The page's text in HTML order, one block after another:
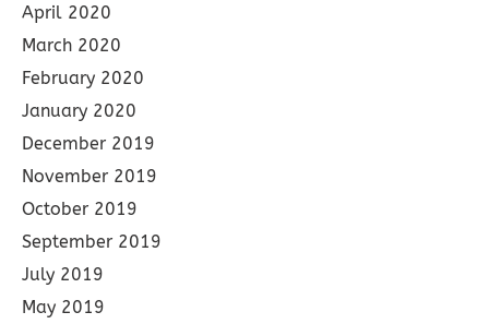
April 2020
March 2020
February 2020
January 2020
December 2019
November 2019
October 2019
September 2019
July 2019
May 2019